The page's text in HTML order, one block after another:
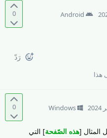
0 Android
رَدّ
هذا
0 Windows
المثال [هذه الصّفحة] التي